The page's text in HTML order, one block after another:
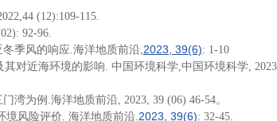
(12):109-115.
92-96.
季风的响应.海洋地质前沿,2023, 39(6): 1-10
对近海环境的影响. 中国环境科学,中国环境科学,
为例.海洋地质前沿, 2023, 39 (06) 46-54。
境风险评价. 海洋地质前沿.2023, 39(6): 32-45.